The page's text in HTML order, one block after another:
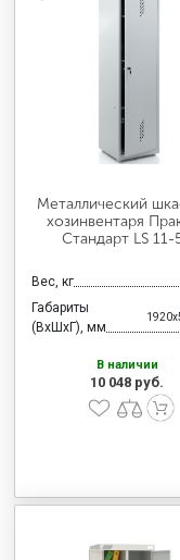
ОФИСНАЯ
МЕБЕЛЬ
МЕБЕЛЬ
СТАЛЬНЫЕ
Металлический
хозинвентаря
Стандарт LS 11-
Вес, кг
Габариты
(ВхШхГ), мм
В наличии
10 048 руб.